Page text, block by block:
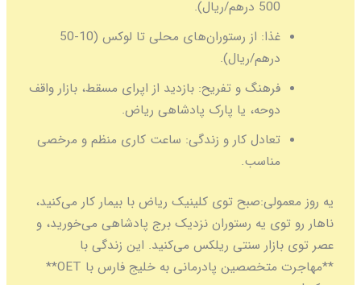
از رستوران‌های محلی تا لوکس (10-50
و تفریح: بازدید از اپرای مسقط، بازار واقف
یا پارک پادشاهی ریاض.
کار و زندگی:ساعت کاری منظم و مرخصی
صبح توی کلینیک ریاض با بیمار کار می‌کنید،
یه رستوران نزدیک برج پادشاهی می‌خورید، و
سنتی ریلکس می‌کنید. این زندگی با
**مهاجرت متخصصین پادرمانی به خلیج فارس با OET**